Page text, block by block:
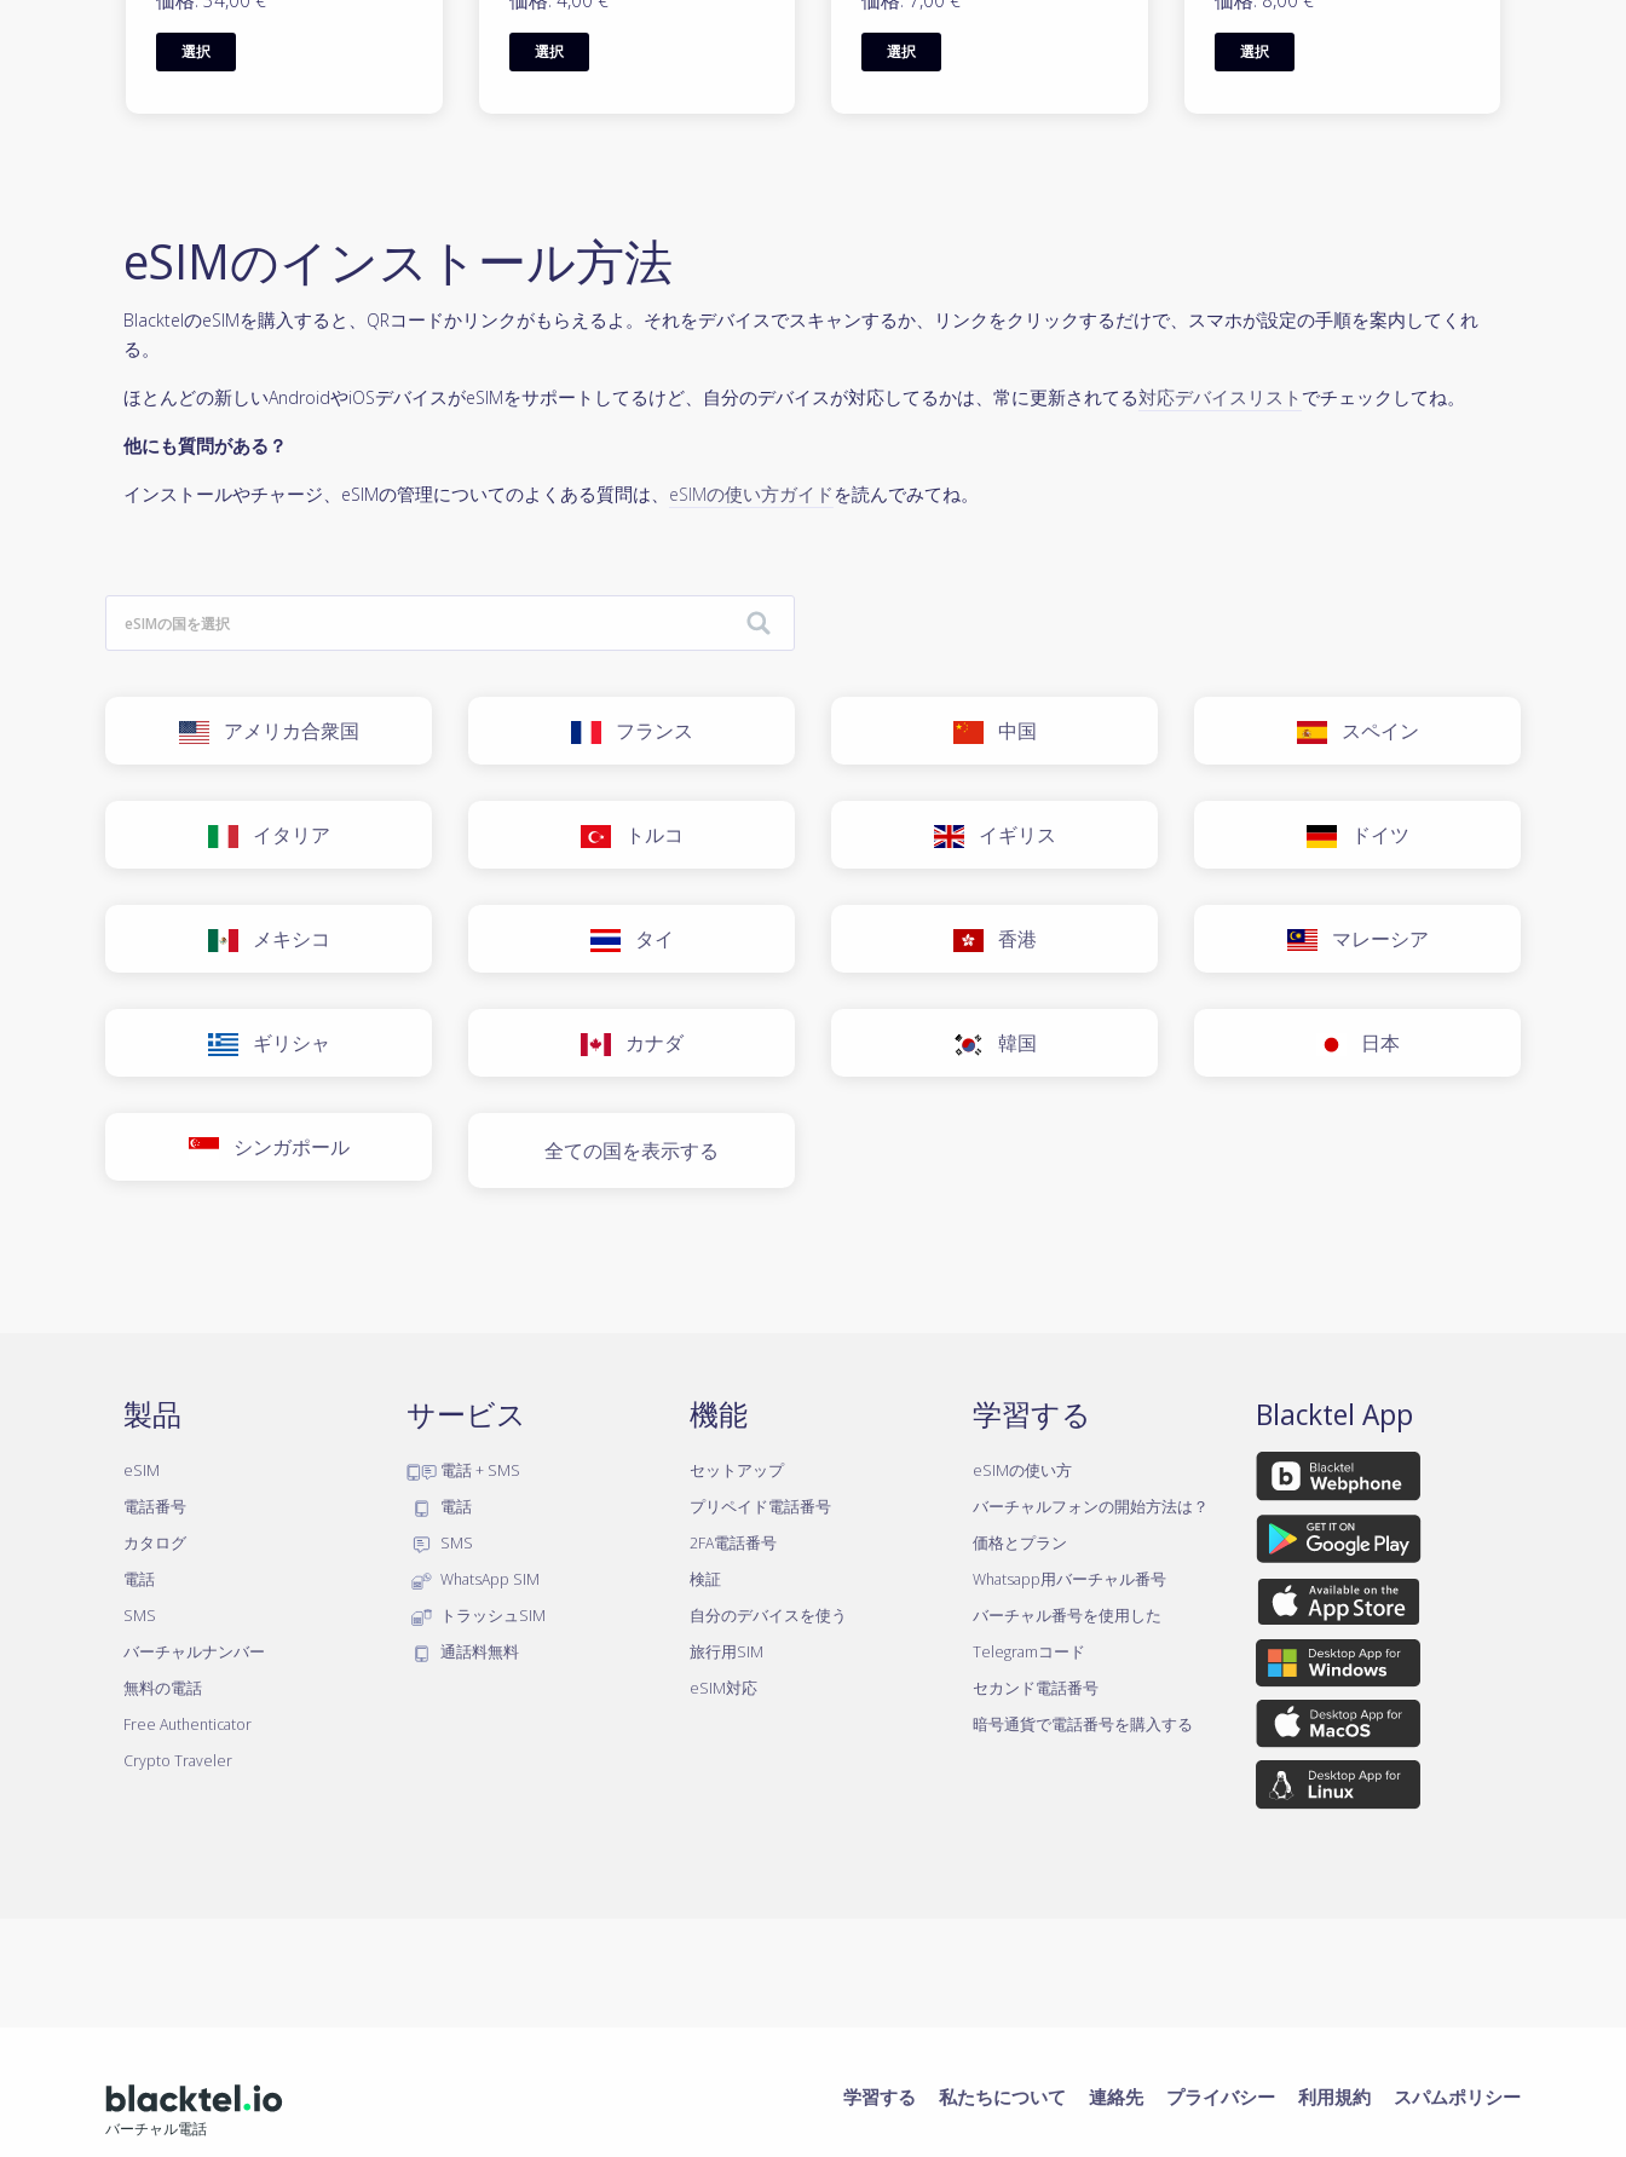
選択 選択 選択 選択
eSIMのインストール方法
BlacktelのeSIMを購入すると、QRコードかリンクがもらえるよ。それをデバイスでスキャンするか、リンクをクリックするだけで、スマホが設定の手順を案内してくれ
る。
ほとんどの新しいAndroidやiOSデバイスがeSIMをサポートしてるけど、自分のデバイスが対応してるかは、常に更新されてる対応デバイスリスト でチェックしてね。
他にも質問がある？
インストールやチャージ、eSIMの管理についてのよくある質問は、 eSIMの使い方ガイド を読んでみてね。
アメリカ合衆国 フランス 中国 スペイン
イタリア トルコ イギリス ドイツ
メキシコ タイ 香港 マレーシア
ギリシャ カナダ 韓国 日本
シンガポール 全ての国を表示する
製品
eSIM
電話番号
カタログ
電話
SMS
バーチャルナンバー
無料の電話
Free Authenticator
Crypto Traveler
サービス
電話 + SMS
電話
SMS
WhatsApp SIM
トラッシュSIM
通話料無料
機能
セットアップ
プリペイド電話番号
2FA電話番号
検証
自分のデバイスを使う
旅行用SIM
eSIM対応
学習する
eSIMの使い方
バーチャルフォンの開始方法は？
価格とプラン
Whatsapp用バーチャル番号
バーチャル番号を使用した
Telegramコード
セカンド電話番号
暗号通貨で電話番号を購入する
Blacktel App
バーチャル電話
学習する 私たちについて 連絡先 プライバシー 利用規約 スパムポリシー